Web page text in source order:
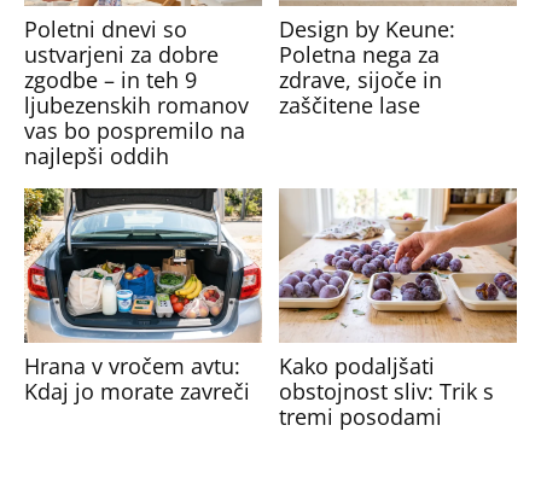
Poletni dnevi so
ustvarjeni za dobre
zgodbe – in teh 9
ljubezenskih romanov
vas bo pospremilo na
najlepši oddih
Design by Keune:
Poletna nega za
zdrave, sijoče in
zaščitene lase
Hrana v vročem avtu:
Kdaj jo morate zavreči
Kako podaljšati
obstojnost sliv: Trik s
tremi posodami